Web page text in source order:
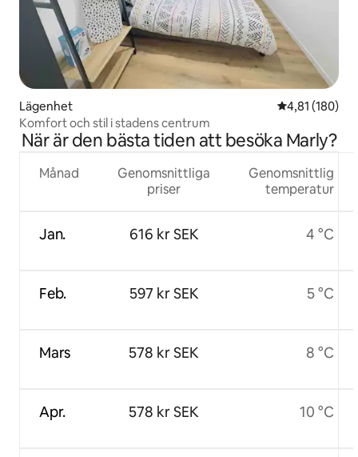
Lägenhet 4,81 av 5 i
4,81 (180)
Komfort och stil i stadens centrum
När är den bästa tiden att besöka Marly?
Månad
Jan.
Feb.
Mars
Apr.
Genomsnittliga
priser
616 kr SEK
597 kr SEK
578 kr SEK
578 kr SEK
Genomsnittlig
temperatur
4 °C
5 °C
8 °C
10 °C